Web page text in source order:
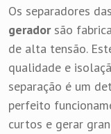
Os separadores
geradorsão
de alta tensão.
qualidade e
separação é um
perfeito
curtos e gerar